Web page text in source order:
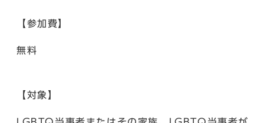
【参加費】
無料
【対象】